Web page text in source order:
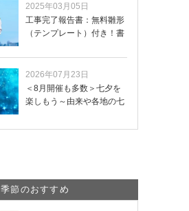
2025年03月05日
工事完了報告書：無料雛形
（テンプレート）付き！書
2026年07月23日
＜8月開催も多数＞七夕を
楽しもう～由来や各地の七
季節のおすすめ